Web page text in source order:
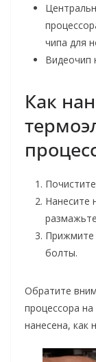
чипа для
Видеочип
Как
Нанесите
Прижмите
болты.
Обратите
процессора
нанесена, как